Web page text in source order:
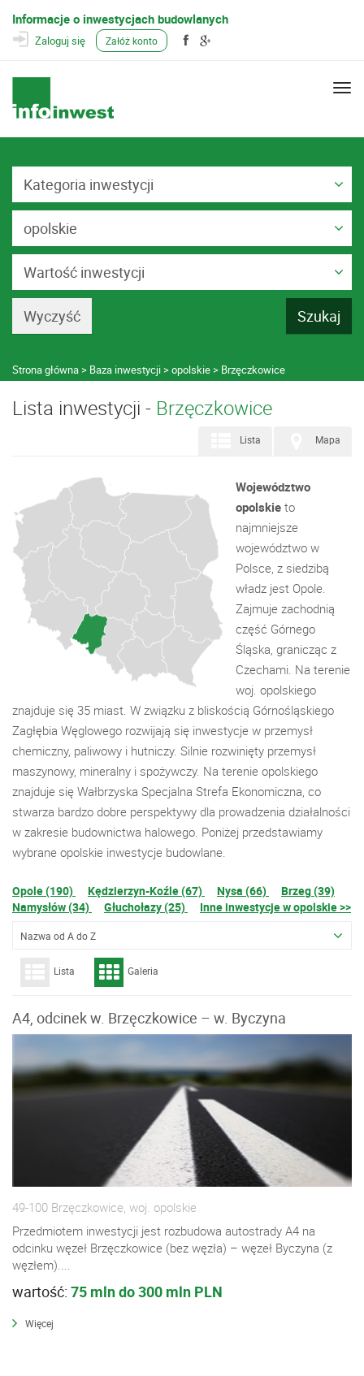
Informacje o inwestycjach budowlanych
Zaloguj się Załóż konto
Kategoria inwestycji
opolskie
Wartość inwestycji
Strona główna Baza inwestycji opolskie Brzęczkowice
Lista inwestycji - Brzęczkowice
Mapa
Lista
Województwo
opolskie to
najmniejsze
województwo w
Polsce, z siedzibą
władz jest Opole.
Zajmuje zachodnią
część Górnego
Śląska, granicząc z
Czechami. Na terenie
woj. opolskiego
znajduje się 35 miast. W związku z bliskością Górnośląskiego
Zagłębia Węglowego rozwijają się inwestycje w przemysł
chemiczny, paliwowy i hutniczy. Silnie rozwinięty przemysł
maszynowy, mineralny i spożywczy. Na terenie opolskiego
znajduje się Wałbrzyska Specjalna Strefa Ekonomiczna, co
stwarza bardzo dobre perspektywy dla prowadzenia działalności
w zakresie budownictwa halowego. Poniżej przedstawiamy
wybrane opolskie inwestycje budowlane.
Opole (190) Kędzierzyn-Koźle (67) Nysa (66)
Brzeg (39)
Namysłów (34)
Głuchołazy (25) Inne inwestycje w opolskie >>
Nazwa od A do Z
Lista Galeria
A4, odcinek w. Brzęczkowice – w. Byczyna
49-100 Brzęczkowice, woj. opolskie
Przedmiotem inwestycji jest rozbudowa autostrady A4 na
odcinku węzeł Brzęczkowice (bez węzła) – węzeł Byczyna (z
węzłem)....
wartość: 75 mln do 300 mln PLN
Więcej